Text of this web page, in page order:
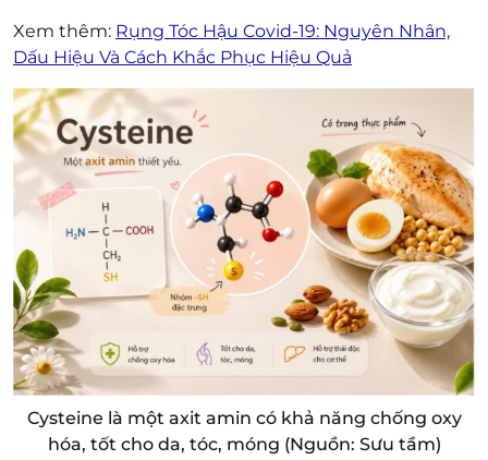
Xem thêm: Rụng Tóc Hậu Covid-19: Nguyên Nhân,
Dấu Hiệu Và Cách Khắc Phục Hiệu Quả
Cysteine là một axit amin có khả năng chống oxy
hóa, tốt cho da, tóc, móng (Nguồn: Sưu tầm)